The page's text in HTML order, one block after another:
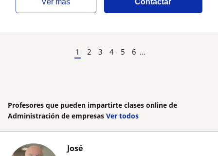
ver más Contactar
1 2 3 4 5 6 ...
Profesores que pueden impartirte clases online de
Administración de empresas Ver todos
José